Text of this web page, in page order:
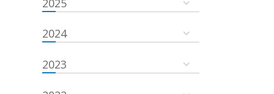
2024
2023